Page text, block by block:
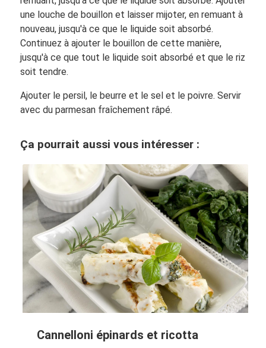
une louche de bouillon et laisser mijoter, en remuant à
nouveau, jusqu'à ce que le liquide soit absorbé.
Continuez à ajouter le bouillon de cette manière,
jusqu'à ce que tout le liquide soit absorbé et que le riz
soit tendre.
Ajouter le persil, le beurre et le sel et le poivre. Servir
avec du parmesan fraîchement râpé.
Ça pourrait aussi vous intéresser :
Cannelloni épinards et ricotta